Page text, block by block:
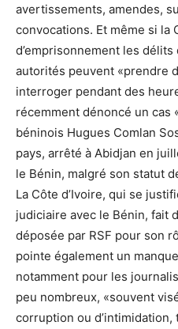
avertissements, amendes,
convocations. Et même si la
d’emprisonnement les
autorités peuvent «prendre
interroger pendant des
récemment dénoncé un cas
béninois Hugues Comlan
pays, arrêté à Abidjan en
le Bénin, malgré son statut
La Côte d’Ivoire, qui se
judiciaire avec le Bénin, fait
déposée par RSF pour son
pointe également un
notamment pour les
peu nombreux, «souvent
corruption ou d’intimidation,